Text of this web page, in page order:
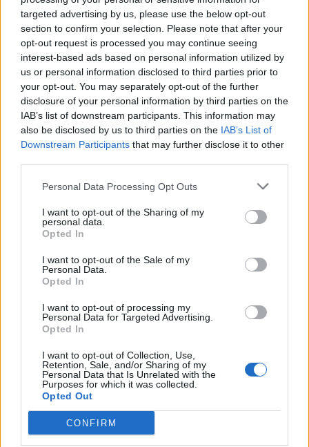
targeted advertising by us, please use the below opt-out
section to confirm your selection. Please note that after your
opt-out request is processed you may continue seeing
interest-based ads based on personal information utilized by
us or personal information disclosed to third parties prior to
your opt-out. You may separately opt-out of the further
disclosure of your personal information by third parties on the
IAB’s list of downstream participants. This information may
also be disclosed by us to third parties on the IAB’s List of
Downstream Participants that may further disclose it to other
Personal Data Processing Opt Outs
I want to opt-out of the Sharing of my
personal data.
Opted In
I want to opt-out of the Sale of my
Personal Data.
Opted In
I want to opt-out of processing my
Personal Data for Targeted Advertising.
Opted In
I want to opt-out of Collection, Use,
Retention, Sale, and/or Sharing of my
Personal Data that Is Unrelated with the
Purposes for which it was collected.
Opted Out
CONFIRM
Portfolio
2009. április 06. 08:24
Összevon három állami vízművet Nemzeti
Vagyongazdálkodási Tanács (NVT), de a tőzsdei
bevezetésre a korábbi tervekkel ellentétben nem kerül sor. A
100%-ig állami Észak-magyarországi Regionális Vízművek
Zrt vagyonkezelése alá tartozik majd Tiszamenti
Zrt állami tulajdonú részvénycsomagja - döntött az NVT....
KEDVES OLVASÓNK!
A keresett cikk a portfolio.hu hírarchívumához
tartozik, melynek olvasása előfizetéses
Az előfizetés a következőket tartalmazza:
Portfolio.hu teljes cikkarchívum
Kötéslisták: BÉT elmúlt 2 év napon belüli
kötéslistái